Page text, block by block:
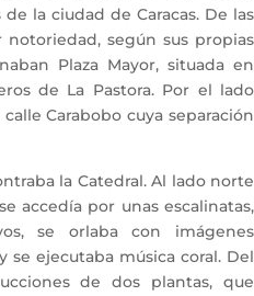
la ciudad de Caracas. De las
según sus propias
Plaza Mayor, situada en
de La Pastora. Por el lado
Carabobo cuya separación
la Catedral. Al lado norte
accedía por unas escalinatas,
se orlaba con imágenes
se ejecutaba música coral. Del
de dos plantas, que